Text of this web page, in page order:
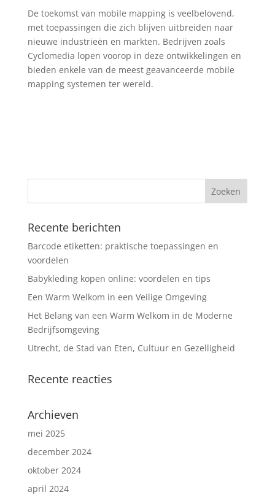
De toekomst van mobile mapping is veelbelovend,
met toepassingen die zich blijven uitbreiden naar
nieuwe industrieën en markten. Bedrijven zoals
Cyclomedia lopen voorop in deze ontwikkelingen en
bieden enkele van de meest geavanceerde mobile
mapping systemen ter wereld.
Recente berichten
Barcode etiketten: praktische toepassingen en
voordelen
Babykleding kopen online: voordelen en tips
Een Warm Welkom in een Veilige Omgeving
Het Belang van een Warm Welkom in de Moderne
Bedrijfsomgeving
Utrecht, de Stad van Eten, Cultuur en Gezelligheid
Recente reacties
Archieven
mei 2025
december 2024
oktober 2024
april 2024